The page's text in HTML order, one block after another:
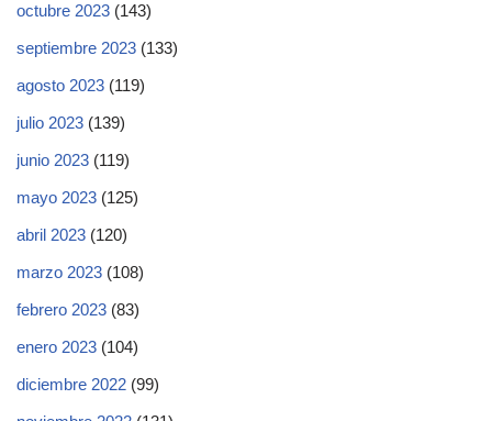
octubre 2023 (143)
septiembre 2023 (133)
agosto 2023 (119)
julio 2023 (139)
junio 2023 (119)
mayo 2023 (125)
abril 2023 (120)
marzo 2023 (108)
febrero 2023 (83)
enero 2023 (104)
diciembre 2022 (99)